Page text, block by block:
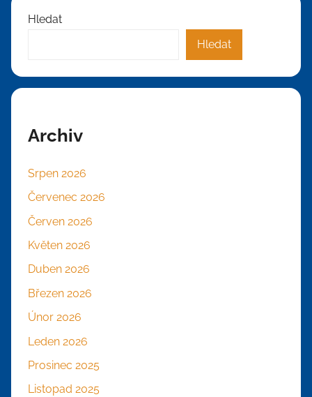
Hledat
Hledat
Archiv
Srpen 2026
Červenec 2026
Červen 2026
Květen 2026
Duben 2026
Březen 2026
Únor 2026
Leden 2026
Prosinec 2025
Listopad 2025